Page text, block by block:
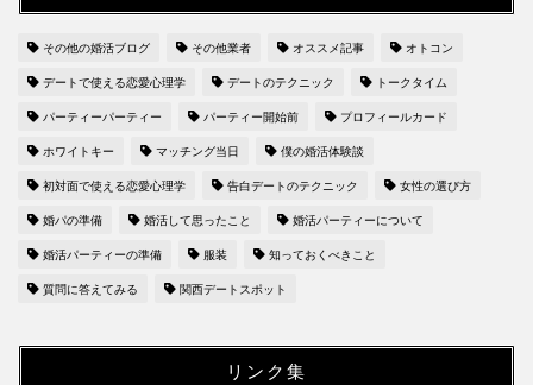
その他の婚活ブログ その他業者 オススメ記事 オトコン
デートで使える恋愛心理学 デートのテクニック トークタイム
パーティーパーティー パーティー開始前 プロフィールカード
ホワイトキー マッチング当日 僕の婚活体験談
初対面で使える恋愛心理学 告白デートのテクニック 女性の選び方
婚パの準備 婚活して思ったこと 婚活パーティーについて
婚活パーティーの準備 服装 知っておくべきこと
質問に答えてみる 関西デートスポット
リンク集